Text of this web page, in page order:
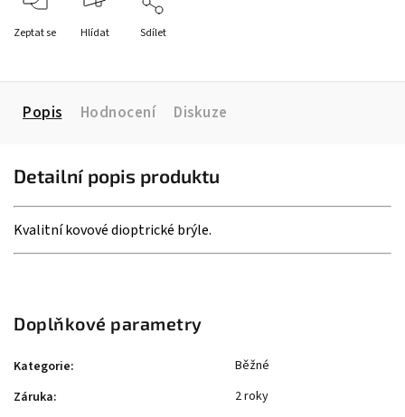
Zeptat se Hlídat Sdílet
Popis Hodnocení Diskuze
Detailní popis produktu
Kvalitní kovové dioptrické brýle.
Doplňkové parametry
Kategorie:
Běžné
Záruka:
2 roky